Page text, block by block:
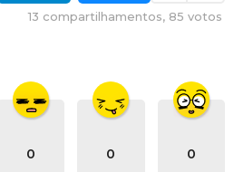
13 compartilhamentos, 85 votos
0 0 0